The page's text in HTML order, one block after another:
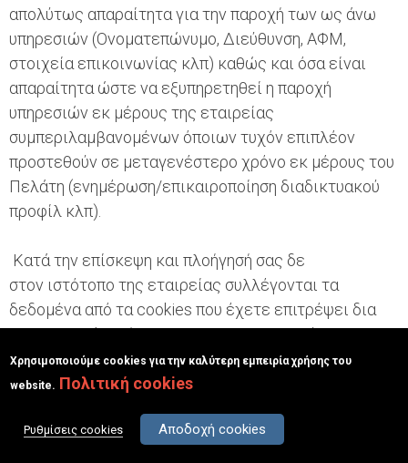
απολύτως απαραίτητα για την παροχή των ως άνω
υπηρεσιών (Ονοματεπώνυμο, Διεύθυνση, ΑΦΜ,
στοιχεία επικοινωνίας κλπ) καθώς και όσα είναι
απαραίτητα ώστε να εξυπηρετηθεί η παροχή
υπηρεσιών εκ μέρους της εταιρείας
συμπεριλαμβανομένων όποιων τυχόν επιπλέον
προστεθούν σε μεταγενέστερο χρόνο εκ μέρους του
Πελάτη (ενημέρωση/επικαιροποίηση διαδικτυακού
προφίλ κλπ).
Κατά την επίσκεψη και πλοήγησή σας δε
στον ιστότοπο της εταιρείας συλλέγονται τα
δεδομένα από τα cookies που έχετε επιτρέψει δια
της συγκατάθεσής σας να χρησιμοποιηθούν και
συγκεκριμένα, τα μόνα cookies που χρησιμοποιεί η
σελίδα ανήκουν στις κατηγορίες:
(α) Απολύτως Απαραίτητα Cookies και
Χρησιμοποιούμε cookies για την καλύτερη εμπειρία χρήσης του
website. Πολιτική cookies
Ρυθμίσεις cookies Αποδοχή cookies